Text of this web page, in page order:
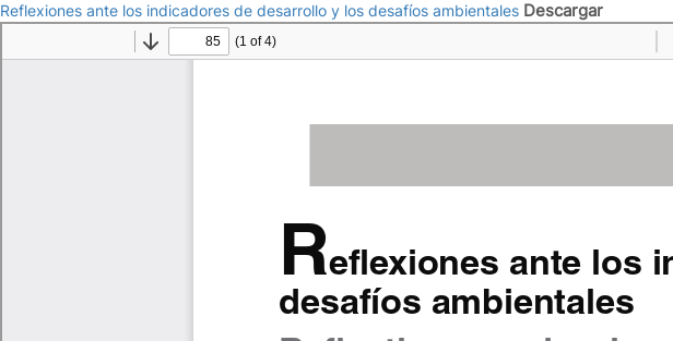
Reflexiones ante los indicadores de desarrollo y los desafíos ambientales Descargar